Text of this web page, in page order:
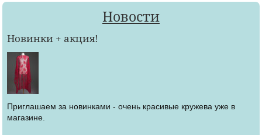
Новости
Новинки + акция!
Приглашаем за новинками - очень красивые кружева уже в
магазине.